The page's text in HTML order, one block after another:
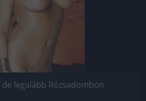
legalább Rózsadombon